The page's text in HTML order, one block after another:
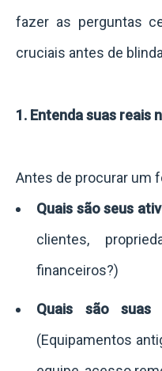
fazer as perguntas
cruciais antes de
1. Entenda suas reais
Antes de procurar um
Quais são seus
clientes,
financeiros?)
Quais são suas
(Equipamentos